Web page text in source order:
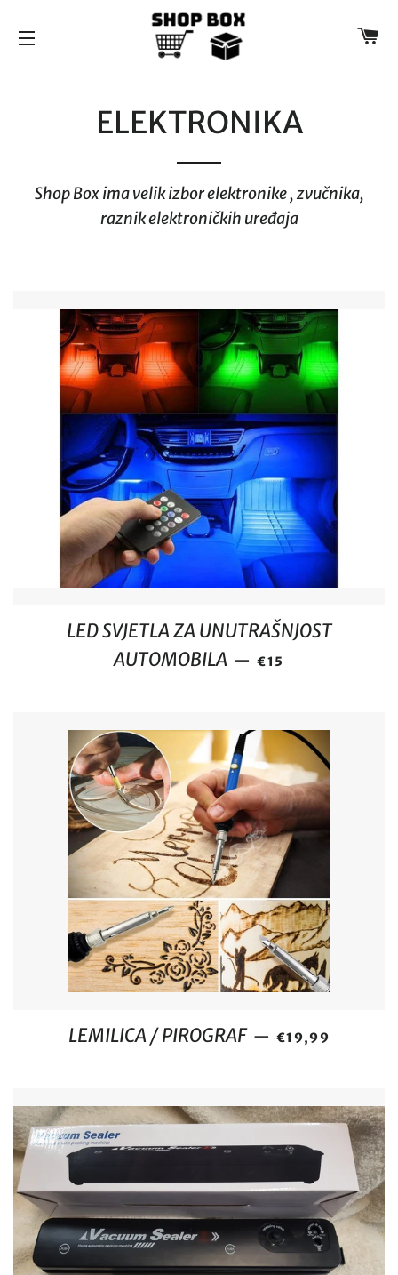
ELEKTRONIKA
Shop Box ima velik izbor elektronike , zvučnika,
raznik elektroničkih uređaja
LED SVJETLA ZA UNUTRAŠNJOST
AUTOMOBILA — REDOVNA CIJENA
€15
LEMILICA / PIROGRAF — REDOVNA
€19,99